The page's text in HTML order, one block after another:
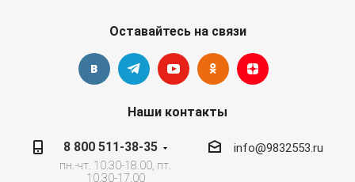
Оставайтесь на связи
Наши контакты
8 800 511-38-35
пн.-чт. 10.30-18.00, пт.
10.30-17.00
info@9832553.ru